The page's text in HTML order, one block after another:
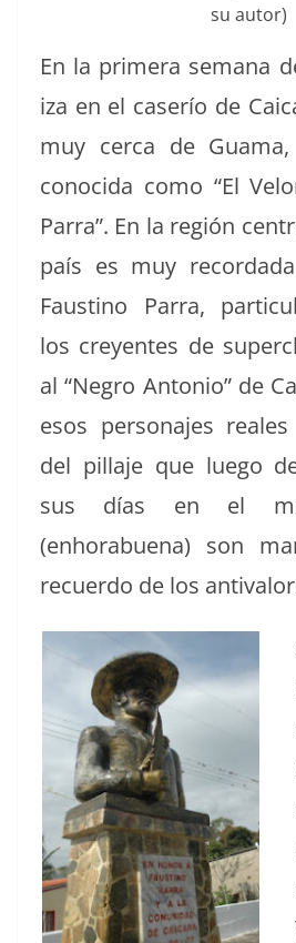
su autor)
En la primera sem­ana
iza en el caserío de
muy cer­ca de
cono­ci­da como “El
Par­ra”. En la región
país es muy
Fausti­no Par­ra,
los creyentes de
al “Negro Anto­nio” de
esos per­son­ajes
del pil­la­je que luego
sus días en el
(enhorabue­na) son
recuer­do de los